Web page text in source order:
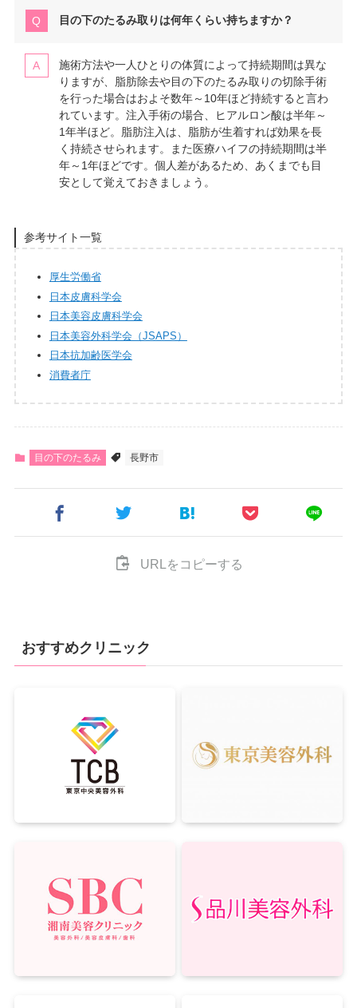
目の下のたるみ取りは何年くらい持ちますか？
施術方法や一人ひとりの体質によって持続期間は異な
りますが、脂肪除去や目の下のたるみ取りの切除手術
を行った場合はおよそ数年～10年ほど持続すると言わ
れています。注入手術の場合、ヒアルロン酸は半年～
1年半ほど。脂肪注入は、脂肪が生着すれば効果を長
く持続させられます。また医療ハイフの持続期間は半
年～1年ほどです。個人差があるため、あくまでも目
安として覚えておきましょう。
参考サイト一覧
厚生労働省
日本皮膚科学会
日本美容皮膚科学会
日本美容外科学会（JSAPS）
日本抗加齢医学会
消費者庁
目の下のたるみ 長野市
URLをコピーする
おすすめクリニック